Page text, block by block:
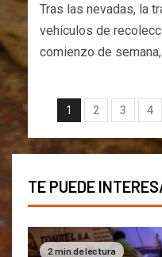
Tras las nevadas, la
vehículos de
comienzo de semana,
1 2 3 4
TE PUEDE
2 min de lectura